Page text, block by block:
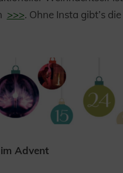
>>>. Ohne Insta gibt’s
Advent